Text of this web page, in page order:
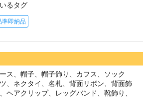
るタグ
準即納品
ス、帽子、帽子飾り、カフス、ソック
、ネクタイ、名札、背面リボン、背面飾
ヘアクリップ、レッグバンド、靴飾り、